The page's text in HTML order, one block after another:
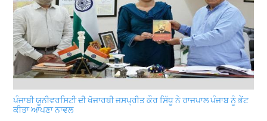
ਪੰਜਾਬੀ ਯੂਨੀਵਰਸਿਟੀ ਦੀ ਖੋਜਾਰਥੀ ਜਸਪ੍ਰੀਤ ਕੌਰ ਸਿੱਧੂ ਨੇ ਰਾਜਪਾਲ ਪੰਜਾਬ ਨੂੰ ਭੇਂਟ
ਕੀਤਾ ਆਪਣਾ ਨਾਵਲ